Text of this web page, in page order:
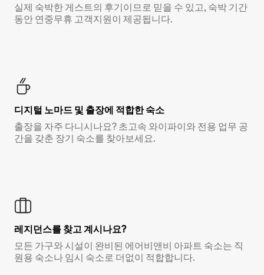
실제 숙박한 게스트의 후기이므로 믿을 수 있고, 숙박 기간
동안 연중무휴 고객지원이 제공됩니다.
디지털 노마드 및 출장에 적합한 숙소
출장을 자주 다니시나요? 초고속 와이파이와 전용 업무 공
간을 갖춘 장기 숙소를 찾아보세요.
레지던스를 찾고 계시나요?
모든 가구와 시설이 완비된 에어비앤비 아파트 숙소는 직
원용 숙소나 임시 숙소로 더없이 적합합니다.